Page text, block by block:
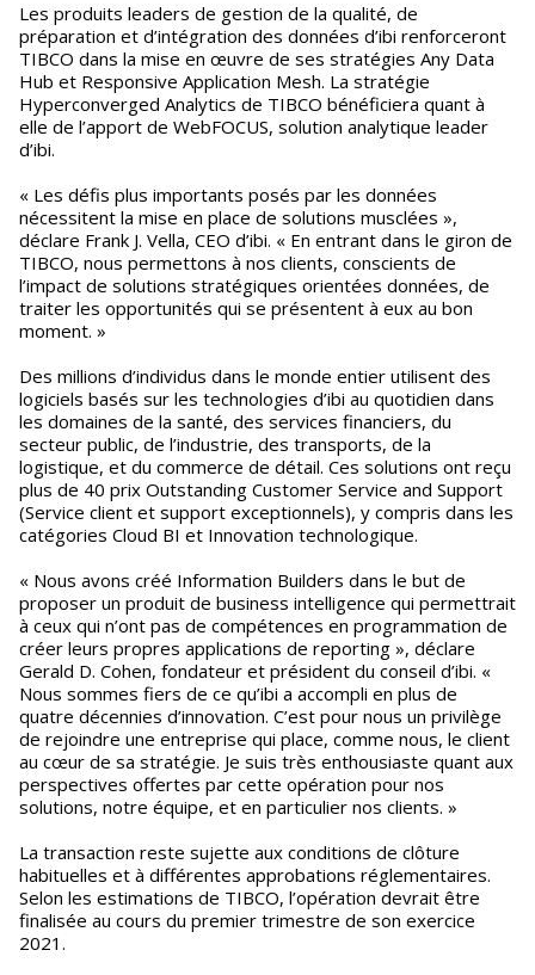
Les produits leaders de gestion de la qualité, de
préparation et d’intégration des données d’ibi renforceront
TIBCO dans la mise en œuvre de ses stratégies Any Data
Hub et Responsive Application Mesh. La stratégie
Hyperconverged Analytics de TIBCO bénéficiera quant à
elle de l’apport de WebFOCUS, solution analytique leader
d’ibi.
« Les défis plus importants posés par les données
nécessitent la mise en place de solutions musclées »,
déclare Frank J. Vella, CEO d’ibi. « En entrant dans le giron de
TIBCO, nous permettons à nos clients, conscients de
l’impact de solutions stratégiques orientées données, de
traiter les opportunités qui se présentent à eux au bon
moment. »
Des millions d’individus dans le monde entier utilisent des
logiciels basés sur les technologies d’ibi au quotidien dans
les domaines de la santé, des services financiers, du
secteur public, de l’industrie, des transports, de la
logistique, et du commerce de détail. Ces solutions ont reçu
plus de 40 prix Outstanding Customer Service and Support
(Service client et support exceptionnels), y compris dans les
catégories Cloud BI et Innovation technologique.
« Nous avons créé Information Builders dans le but de
proposer un produit de business intelligence qui permettrait
à ceux qui n’ont pas de compétences en programmation de
créer leurs propres applications de reporting », déclare
Gerald D. Cohen, fondateur et président du conseil d’ibi. «
Nous sommes fiers de ce qu’ibi a accompli en plus de
quatre décennies d’innovation. C’est pour nous un privilège
de rejoindre une entreprise qui place, comme nous, le client
au cœur de sa stratégie. Je suis très enthousiaste quant aux
perspectives offertes par cette opération pour nos
solutions, notre équipe, et en particulier nos clients. »
La transaction reste sujette aux conditions de clôture
habituelles et à différentes approbations réglementaires.
Selon les estimations de TIBCO, l’opération devrait être
finalisée au cours du premier trimestre de son exercice
2021.